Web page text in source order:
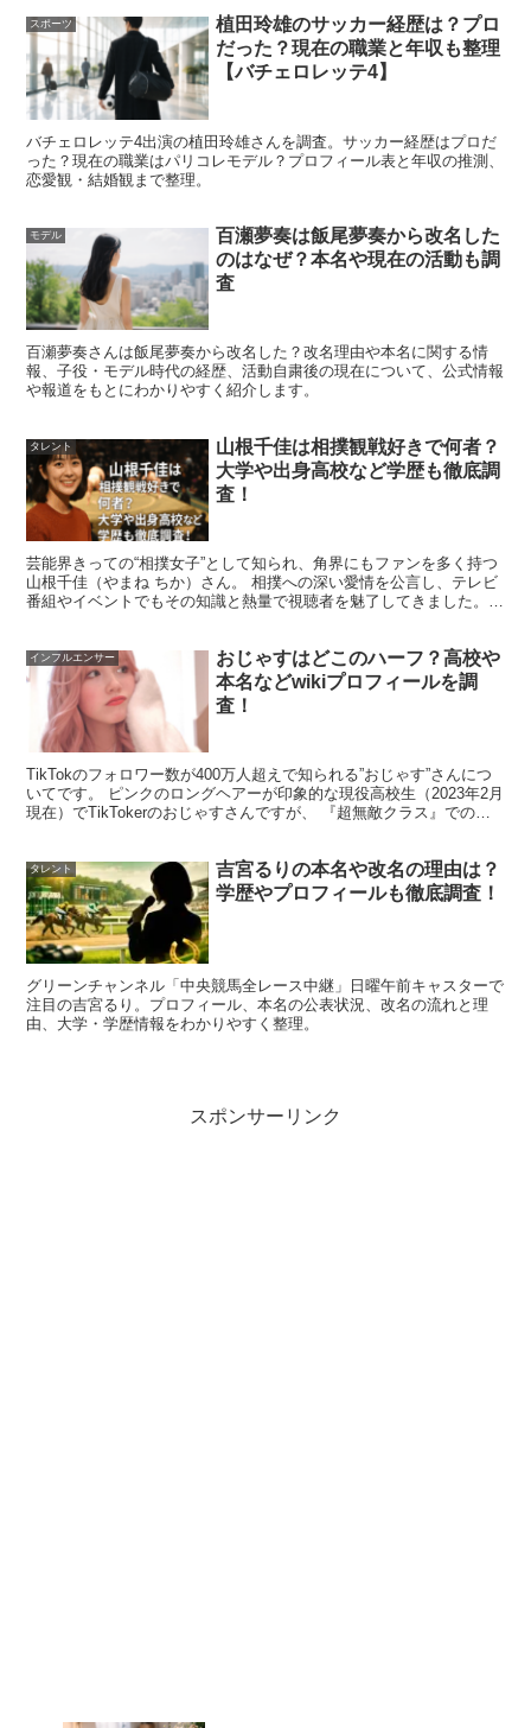
こうした断片が積み重なるほど「最近見ない気がする」と
いった体感差も生まれますが、バラエティはロケ時期と放
送時期がずれることも多く、さらに編集で出番が短くなる
こともあります。
しない場合があります。結局のところ、加入の起点は
番組
内での発表時期として理解し、今の状況は“公式に降板が
言われたかどうか”で判断するのが安全です。
出川ガールズは固定？不定期出演が普通で「見な
い＝卒業」とは限らない
出川ガールズは、視聴者から見ると「いつも同じメンバー
が出ている」ように感じることがありますが、実際は
内容やロケ先、スケジュールによって参加メンバーが変わ
りやすい 枠です。
海外ロケなら長期拘束になりやすく、国内でも早朝や移動
が多い企画では、別の仕事が詰まっている人は参加しづら
くなります。
特にモデルや女優は撮影期間が連続することがあり、その
間にバラエティのロケを入れるのは難しい場合もありま
外の企画が中心の回も当然あります。
出川ガールズの登場が少ない回が続くと、「最近見ない＝
引退？」と連想されがちですが、これは番組の構造上、起
きやすい誤解です。
かの形で触れることが多いので、見かけた回数だけで結論
スポーツ
植田玲雄のサッカー経歴は？プロ
だった？現在の職業と年収も整理
【バチェロレッテ4】
バチェロレッテ4出演の植田玲雄さんを調査。サッカー経歴はプロだ
った？現在の職業はパリコレモデル？プロフィール表と年収の推測、
恋愛観・結婚観まで整理。
モデル
百瀬夢奏は飯尾夢奏から改名した
のはなぜ？本名や現在の活動も調
査
百瀬夢奏さんは飯尾夢奏から改名した？改名理由や本名に関する情
報、子役・モデル時代の経歴、活動自粛後の現在について、公式情報
や報道をもとにわかりやすく紹介します。
タレント
山根千佳は相撲観戦好きで何者？
大学や出身高校など学歴も徹底調
査！
芸能界きっての“相撲女子”として知られ、角界にもファンを多く持つ
山根千佳（やまね ちか）さん。 相撲への深い愛情を公言し、テレビ
番組やイベントでもその知識と熱量で視聴者を魅了してきました。
インフルエンサー
おじゃすはどこのハーフ？高校や
本名などwikiプロフィールを調
査！
TikTokのフォロワー数が400万人超えで知られる”おじゃす”さんにつ
いてです。 ピンクのロングヘアーが印象的な現役高校生（2023年2月
現在）でTikTokerのおじゃすさんですが、 『超無敵クラス』でのレ
タレント
吉宮るりの本名や改名の理由は？
学歴やプロフィールも徹底調査！
グリーンチャンネル「中央競馬全レース中継」日曜午前キャスターで
注目の吉宮るり。プロフィール、本名の公表状況、改名の流れと理
由、大学・学歴情報をわかりやすく整理。
スポンサーリンク